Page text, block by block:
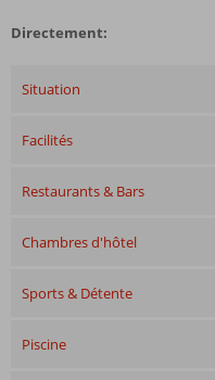
Directement:
Situation
Facilités
Restaurants & Bars
Chambres d'hôtel
Sports & Détente
Piscine